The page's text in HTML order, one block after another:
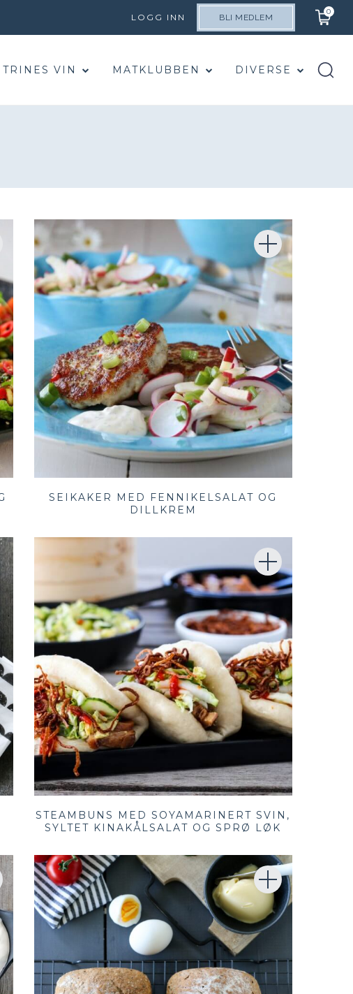
LOGG INN BLI MEDLEM
0
TRINES VIN MATKLUBBEN DIVERSE
SEIKAKER MED FENNIKELSALAT OG
DILLKREM
STEAMBUNS MED SOYAMARINERT SVIN,
SYLTET KINAKÅLSALAT OG SPRØ LØK